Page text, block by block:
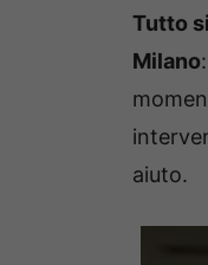
Tutto
Milano
aiuto.